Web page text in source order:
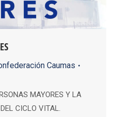
Caumas
MAYORES Y LA
CICLO VITAL.